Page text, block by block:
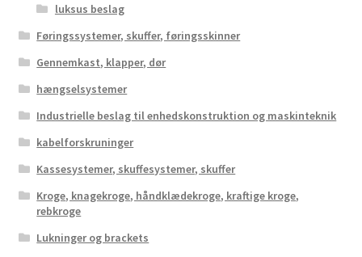
luksus beslag
Føringssystemer, skuffer, føringsskinner
Gennemkast, klapper, dør
hængselsystemer
Industrielle beslag til enhedskonstruktion og maskinteknik
kabelforskruninger
Kassesystemer, skuffesystemer, skuffer
Kroge, knagekroge, håndklædekroge, kraftige kroge,
rebkroge
Lukninger og brackets